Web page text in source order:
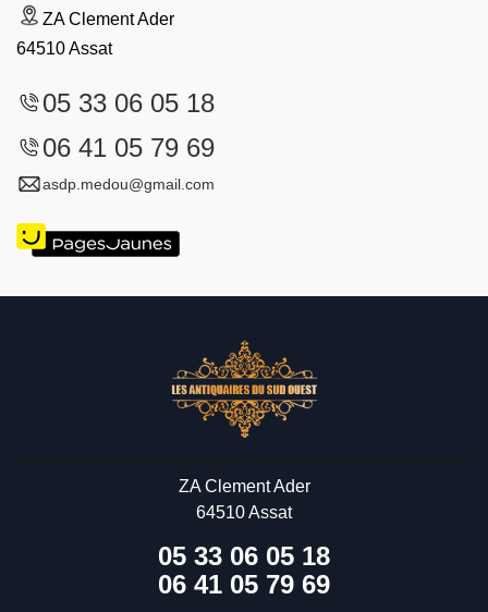
ZA Clement Ader
64510 Assat
05 33 06 05 18
06 41 05 79 69
asdp.medou@gmail.com
ZA Clement Ader
64510 Assat
05 33 06 05 18
06 41 05 79 69